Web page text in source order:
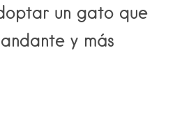
un gato que
y más